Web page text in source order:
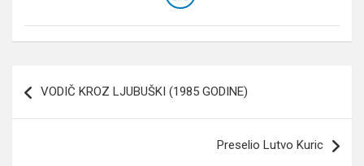
članaka
VODIČ KROZ LJUBUŠKI (1985 GODINE)
Preselio Lutvo Kuric